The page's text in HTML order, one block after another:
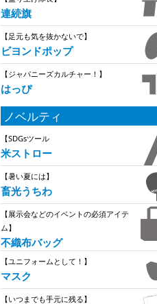
連続旗
【足元も気を抜かないで】
ビヨンドポップ
【ジャパニーズカルチャー！】
はっぴ
ノベルティ
【SDGsツール
米ストロー
【暑い夏には】
畜光うちわ
【展示会などのイベントの必須アイテ
ム】
不織布バッグ
【ユニフォームとして！】
マスク
【いつまでも手元に残る】